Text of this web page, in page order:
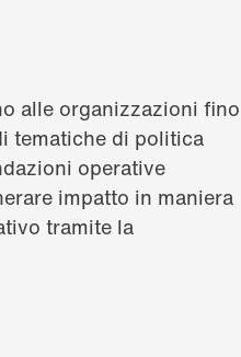
alle organizzazioni fino
tematiche di politica
operative
impatto in maniera
tramite la